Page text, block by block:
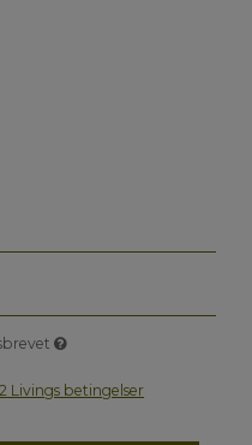
Livings betingelser